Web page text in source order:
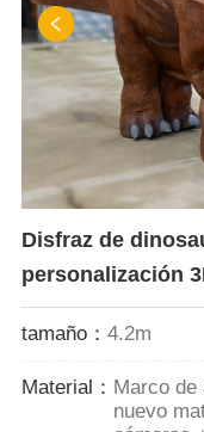
Disfraz de
personalización
tamaño： 4.2m
Material： Marco de
nuevo